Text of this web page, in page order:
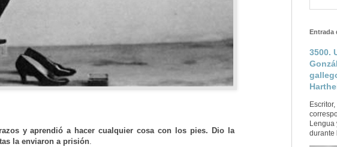
y aprendió a hacer cualquier cosa con los pies. Dio la
la enviaron a prisión.
Entrada
3500.
Lengua
durante